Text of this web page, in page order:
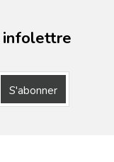
infolettre
S'abonner